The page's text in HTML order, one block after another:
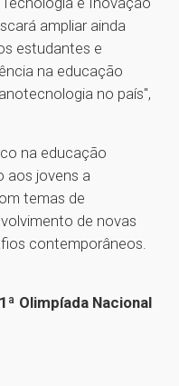
ampliar ainda
estudantes e
na educação
no país",
na educação
aos jovens a
temas de
de novas
contemporâneos.
Olimpíada Nacional